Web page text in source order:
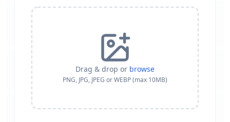
Drag & drop or browse
PNG, JPG, JPEG or WEBP (max 10MB)